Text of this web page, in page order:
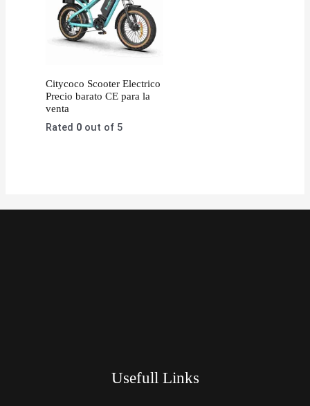
Citycoco Scooter Electrico
Precio barato CE para la
venta
Rated 0 out of 5
Usefull Links